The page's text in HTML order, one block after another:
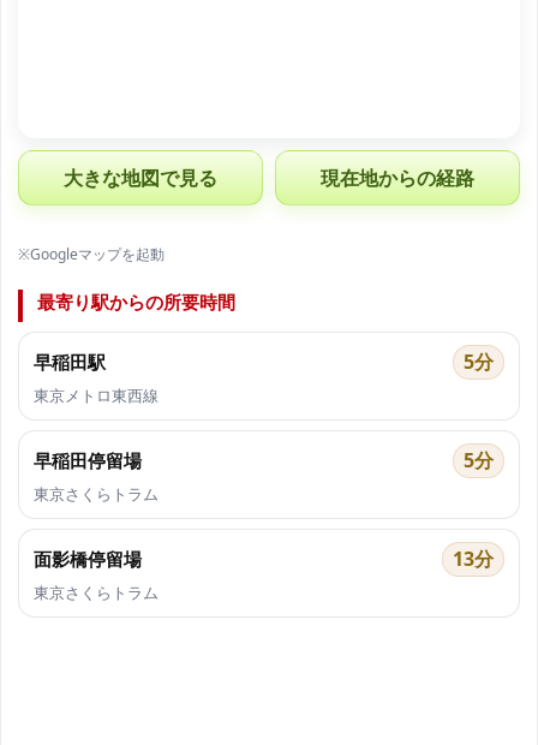
大きな地図で見る 現在地からの経路
※Googleマップを起動
最寄り駅からの所要時間
早稲田駅 5分
東京メトロ東西線
早稲田停留場 5分
東京さくらトラム
面影橋停留場 13分
東京さくらトラム